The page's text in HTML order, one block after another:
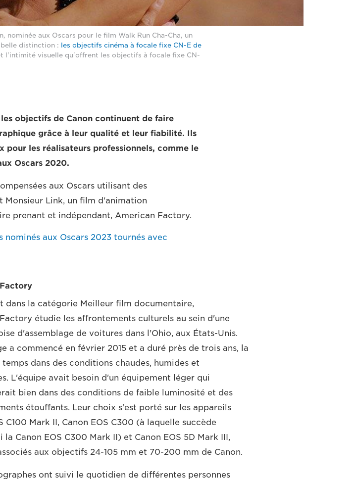
nominée aux Oscars pour le film Walk Run Cha-Cha, un
distinction :
les objectifs cinéma à focale fixe CN-E de
l'intimité visuelle qu'offrent les objectifs à focale fixe CN-
objectifs de Canon continuent de faire
grâce à leur qualité et leur fiabilité. Ils
les réalisateurs professionnels, comme le
Oscars 2020.
aux Oscars utilisant des
Monsieur Link, un film d'animation
prenant et indépendant, American Factory.
nominés aux Oscars 2023 tournés avec
dans la catégorie Meilleur film documentaire,
étudie les affrontements culturels au sein d'une
d'assemblage de voitures dans l'Ohio, aux États-Unis.
a commencé en février 2015 et a duré près de trois ans, la
dans des conditions chaudes, humides et
L'équipe avait besoin d'un équipement léger qui
bien dans des conditions de faible luminosité et des
étouffants. Leur choix s'est porté sur les appareils
C100 Mark II, Canon EOS C300 (à laquelle succède
la Canon EOS C300 Mark II) et Canon EOS 5D Mark III,
aux objectifs 24-105 mm et 70-200 mm de Canon.
ont suivi le quotidien de différentes personnes